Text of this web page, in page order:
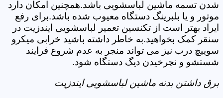
شدن تسمه ماشین لباسشویی باشد.همچنین امکان دارد
موتور و یا بلبرینگ دستگاه معیوب شده باشد.برای رفع
ایراد بهتر است از تکنسین تعمیر لباسشویی ایندزیت در
سنقر کمک بخواهید.به خاطر داشته باشید خرابی میکرو
سوییچ درب نیز می تواند منجر به عدم شروع فرایند
شستشو و نچرخیدن دیگ دستگاه شود.
برق داشتن بدنه ماشین لباسشویی ایندزیت